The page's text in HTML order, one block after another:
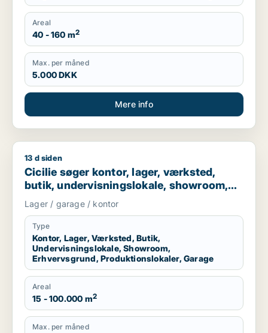
Areal
40 - 160 m2
Max. per måned
5.000 DKK
Mere info
Cicilie søger kontor, lager, værksted, butik,
13 d siden
Cicilie søger kontor, lager, værksted,
butik, undervisningslokale, showroom,
erhvervsgrund, produktionslokaler eller
garage til leje i Region Sjælland eller
Nordsjælland
Lager / garage / kontor
Type
Kontor, Lager, Værksted, Butik,
Undervisningslokale, Showroom,
Erhvervsgrund, Produktionslokaler, Garage
Areal
15 - 100.000 m2
Max. per måned